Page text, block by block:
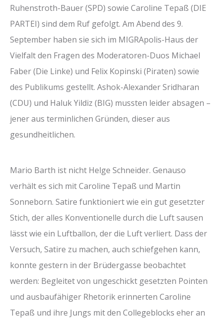
Ruhenstroth-Bauer (SPD) sowie Caroline Tepaß (DIE
PARTEI) sind dem Ruf gefolgt. Am Abend des 9.
September haben sie sich im MIGRApolis-Haus der
Vielfalt den Fragen des Moderatoren-Duos Michael
Faber (Die Linke) und Felix Kopinski (Piraten) sowie
des Publikums gestellt. Ashok-Alexander Sridharan
(CDU) und Haluk Yildiz (BIG) mussten leider absagen –
jener aus terminlichen Gründen, dieser aus
gesundheitlichen.
Mario Barth ist nicht Helge Schneider. Genauso
verhält es sich mit Caroline Tepaß und Martin
Sonneborn. Satire funktioniert wie ein gut gesetzter
Stich, der alles Konventionelle durch die Luft sausen
lässt wie ein Luftballon, der die Luft verliert. Dass der
Versuch, Satire zu machen, auch schiefgehen kann,
konnte gestern in der Brüdergasse beobachtet
werden: Begleitet von ungeschickt gesetzten Pointen
und ausbaufähiger Rhetorik erinnerten Caroline
Tepaß und ihre Jungs mit den Collegeblocks eher an